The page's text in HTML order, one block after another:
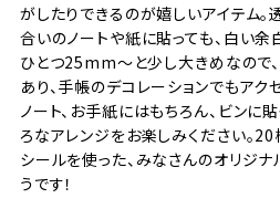
がしたりできるのが嬉しいアイテム
合いのノートや紙に貼っても、白い余
ひとつ25mm〜と少し大きめなので
あり、手帳のデコレーションでもアク
ノート、お手紙にはもちろん、ビンに
ろなアレンジをお楽しみください。
シールを使った、みなさんのオリジ
うです！